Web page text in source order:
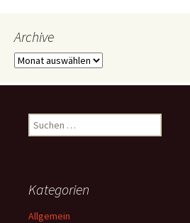
Archive
Archive
Suchen
nach:
Kategorien
Allgemein